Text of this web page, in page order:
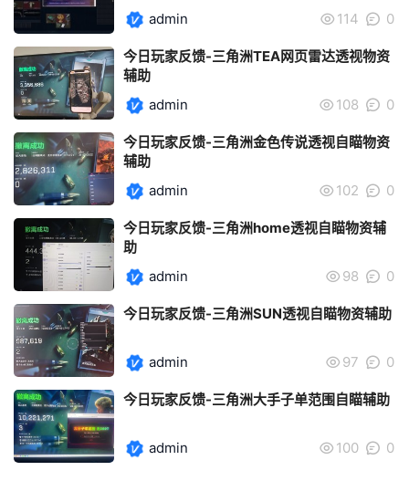
admin
114 0
今日玩家反馈-三角洲TEA网页雷达透视物资
辅助
admin
108 0
今日玩家反馈-三角洲金色传说透视自瞄物资
辅助
admin
102 0
今日玩家反馈-三角洲home透视自瞄物资辅
助
admin
98 0
今日玩家反馈-三角洲SUN透视自瞄物资辅助
admin 97 0
今日玩家反馈-三角洲大手子单范围自瞄辅助
admin 100 0